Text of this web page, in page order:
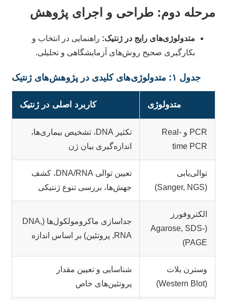
مرحله دوم: طراحی و اجرای پژوهش
متدولوژی‌های رایج در ژنتیک: راهنمایی در انتخاب و
بکارگیری صحیح روش‌های آزمایشگاهی و تحلیلی.
جدول ۱: متدولوژی‌های کلیدی در پژوهش‌های ژنتیک
متدولوژی کاربرد اصلی در ژنتیک
PCR و Real-
time PCR
تکثیر DNA، تشخیص بیماری‌ها،
اندازه‌گیری بیان ژن
توالی‌یابی
(Sanger, NGS)
تعیین توالی DNA/RNA، کشف
جهش‌ها، بررسی تنوع ژنتیکی
الکتروفورز
(Agarose, SDS-
PAGE)
جداسازی ماکرومولکول‌ها (DNA,
RNA, پروتئین) بر اساس اندازه
وسترن بلات
(Western Blot)
شناسایی و تعیین مقدار
پروتئین‌های خاص